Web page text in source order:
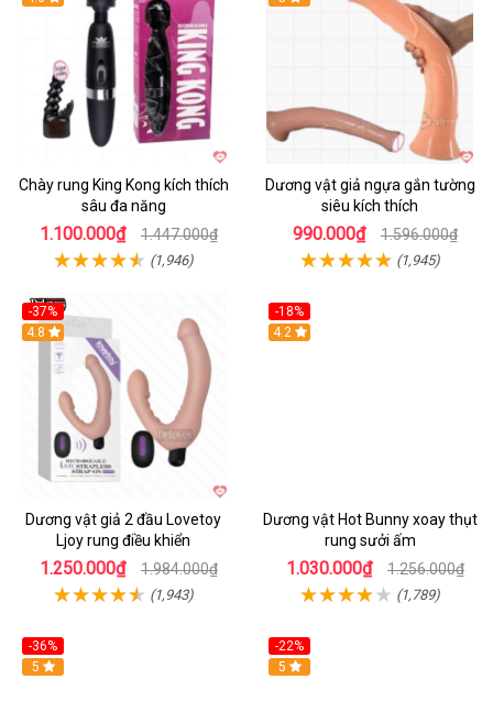
Chày rung King Kong kích thích
sâu đa năng
1.100.000₫ 1.447.000₫
(1,946)
Dương vật giả ngựa gắn tường
siêu kích thích
990.000₫ 1.596.000₫
(1,945)
-37%
Hot
4.8
Dương vật giả 2 đầu Lovetoy
Ljoy rung điều khiển
1.250.000₫ 1.984.000₫
(1,943)
-18%
Hot
4.2
Dương vật Hot Bunny xoay thụt
rung sưởi ấm
1.030.000₫ 1.256.000₫
(1,789)
-36%
Hot
5
-22%
Hot
5